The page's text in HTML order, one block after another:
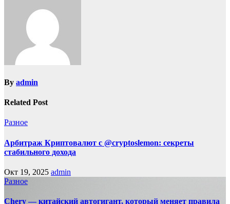
By admin
Related Post
Разное
Арбитраж Криптовалют с @cryptoslemon: секреты
стабильного дохода
Окт 19, 2025 admin
Разное
Chery — китайский автогигант, который меняет правила